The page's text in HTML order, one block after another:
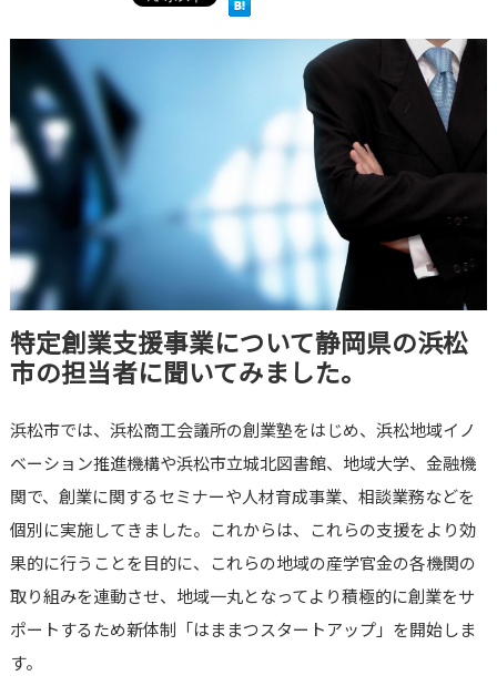
特定創業支援事業について静岡県の浜松
市の担当者に聞いてみました。
浜松市では、浜松商工会議所の創業塾をはじめ、浜松地域イノ
ベーション推進機構や浜松市立城北図書館、地域大学、金融機
関で、創業に関するセミナーや人材育成事業、相談業務などを
個別に実施してきました。これからは、これらの支援をより効
果的に行うことを目的に、これらの地域の産学官金の各機関の
取り組みを連動させ、地域一丸となってより積極的に創業をサ
ポートするため新体制「はままつスタートアップ」を開始しま
す。